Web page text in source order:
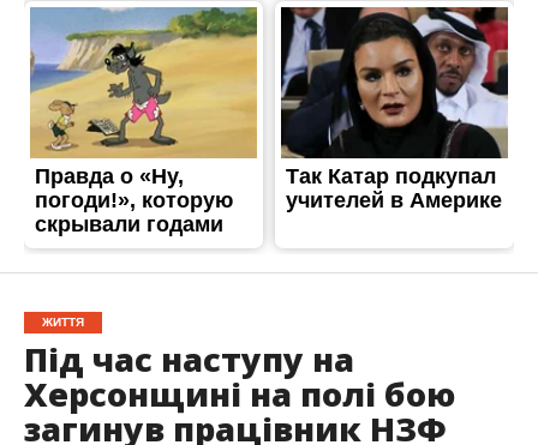
Під час наступу на
Херсонщині на полі бою
загинув працівник НЗФ
Опубліковано23.11.2022